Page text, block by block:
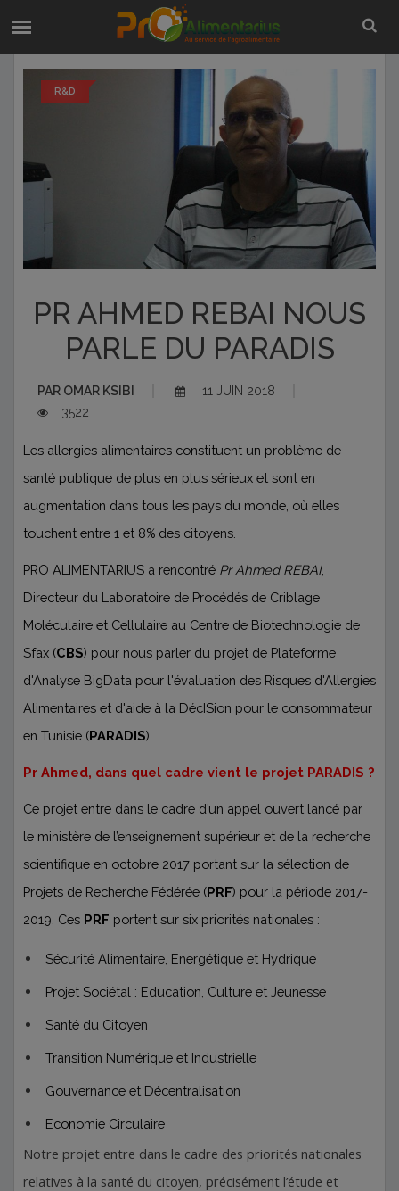
R&D
PR AHMED REBAI NOUS
PARLE DU PARADIS
PAROMAR KSIBI
11 JUIN 2018
3522
Les allergies alimentaires constituent un problème de
santé publique de plus en plus sérieux et sont en
augmentation dans tous les pays du monde, où elles
touchent entre 1 et 8% des citoyens.
PRO ALIMENTARIUS a rencontré Pr Ahmed REBAI,
Directeur du Laboratoire de Procédés de Criblage
Moléculaire et Cellulaire au Centre de Biotechnologie de
Sfax (CBS) pour nous parler du projet de Plateforme
d'Analyse BigData pour l'évaluation des Risques d'Allergies
Alimentaires et d'aide à la DécISion pour le consommateur
en Tunisie (PARADIS).
Pr Ahmed, dans quel cadre vient le projet PARADIS ?
Ce projet entre dans le cadre d’un appel ouvert lancé par
le ministère de l’enseignement supérieur et de la recherche
scientifique en octobre 2017 portant sur la sélection de
Projets de Recherche Fédérée (PRF) pour la période 2017-
2019. Ces PRF portent sur six priorités nationales :
Sécurité Alimentaire, Energétique et Hydrique
Projet Sociétal : Education, Culture et Jeunesse
Santé du Citoyen
Transition Numérique et Industrielle
Gouvernance et Décentralisation
Economie Circulaire
Notre projet entre dans le cadre des priorités nationales
relatives à la santé du citoyen, précisément l’étude et